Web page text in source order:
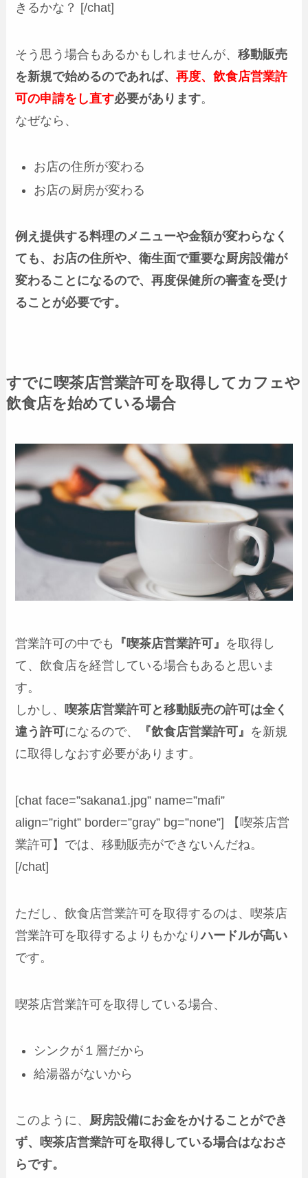
きるかな？ [/chat]
そう思う場合もあるかもしれませんが、移動販売
を新規で始めるのであれば、再度、飲食店営業許
可の申請をし直す必要があります。
なぜなら、
お店の住所が変わる
お店の厨房が変わる
例え提供する料理のメニューや金額が変わらなく
ても、お店の住所や、衛生面で重要な厨房設備が
変わることになるので、再度保健所の審査を受け
ることが必要です。
すでに喫茶店営業許可を取得してカフェや
飲食店を始めている場合
営業許可の中でも 『喫茶店営業許可』 を取得し
て、飲食店を経営している場合もあると思いま
す。
しかし、喫茶店営業許可と移動販売の許可は全く
違う許可になるので、 『飲食店営業許可』 を新規
に取得しなおす必要があります。
[chat face=”sakana1.jpg” name=”mafi”
align=”right” border=”gray” bg=”none”] 【喫茶店営
業許可】では、移動販売ができないんだね。
[/chat]
ただし、飲食店営業許可を取得するのは、喫茶店
営業許可を取得するよりもかなりハードルが高い
です。
喫茶店営業許可を取得している場合、
シンクが１層だから
給湯器がないから
このように、 厨房設備にお金をかけることができ
ず、喫茶店営業許可を取得している場合はなおさ
らです。